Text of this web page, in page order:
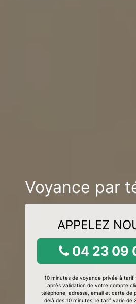
Voyance par
APPELEZ
04 23 09
10 minutes de voyance privée à tarif
après validation de votre compte
téléphone, adresse, email et carte de
delà des 10 minutes, le tarif varie de